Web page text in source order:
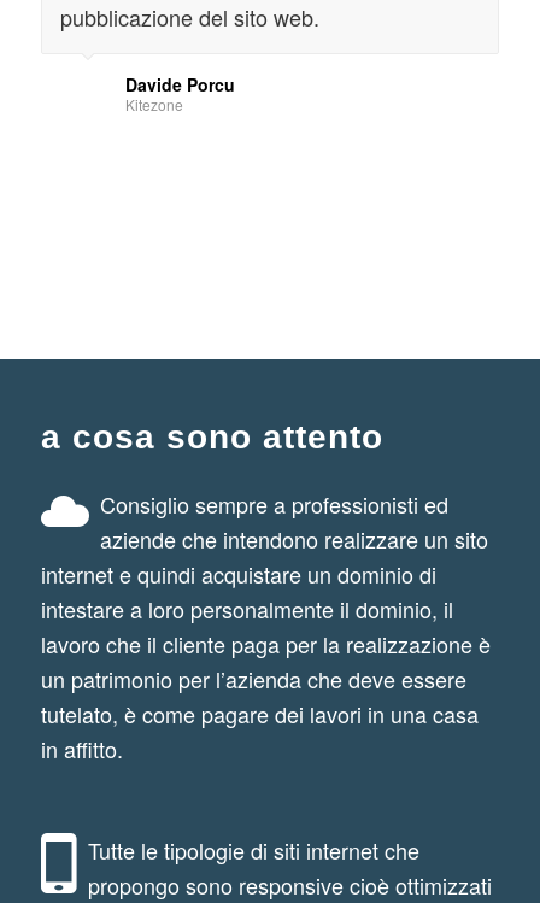
pubblicazione del sito web.
Davide Porcu
Kitezone
a cosa sono attento
Consiglio sempre a professionisti ed
aziende che intendono realizzare un sito
internet e quindi acquistare un dominio di
intestare a loro personalmente il dominio, il
lavoro che il cliente paga per la realizzazione è
un patrimonio per l’azienda che deve essere
tutelato, è come pagare dei lavori in una casa
in affitto.
Tutte le tipologie di siti internet che
propongo sono responsive cioè ottimizzati